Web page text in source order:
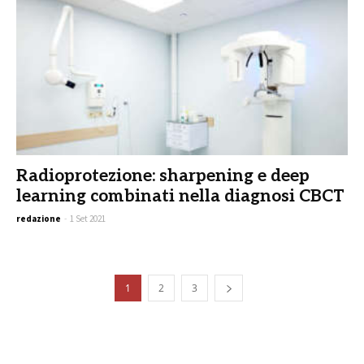
Radioprotezione: sharpening e deep
learning combinati nella diagnosi CBCT
redazione - 1 Set 2021
1 2 3